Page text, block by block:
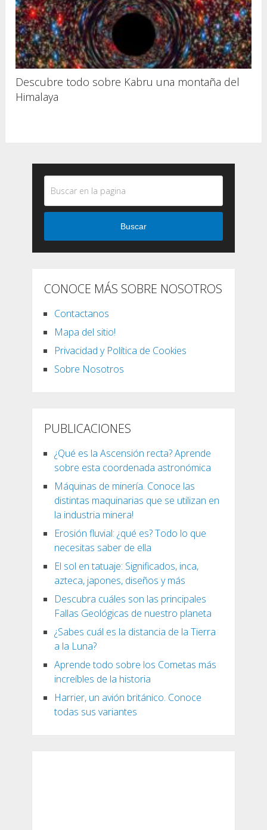
Descubre todo sobre Kabru una montaña del
Himalaya
Buscar
CONOCE MÁS SOBRE NOSOTROS
Contactanos
Mapa del sitio!
Privacidad y Política de Cookies
Sobre Nosotros
PUBLICACIONES
¿Qué es la Ascensión recta? Aprende
sobre esta coordenada astronómica
Máquinas de minería. Conoce las
distintas maquinarias que se utilizan en
la industria minera!
Erosión fluvial: ¿qué es? Todo lo que
necesitas saber de ella
El sol en tatuaje: Significados, inca,
azteca, japones, diseños y más
Descubra cuáles son las principales
Fallas Geológicas de nuestro planeta
¿Sabes cuál es la distancia de la Tierra
a la Luna?
Aprende todo sobre los Cometas más
increíbles de la historia
Harrier, un avión británico. Conoce
todas sus variantes